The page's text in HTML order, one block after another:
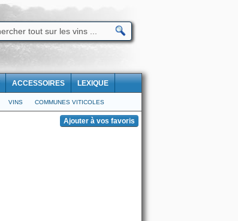
ACCESSOIRES LEXIQUE
VINS COMMUNES VITICOLES